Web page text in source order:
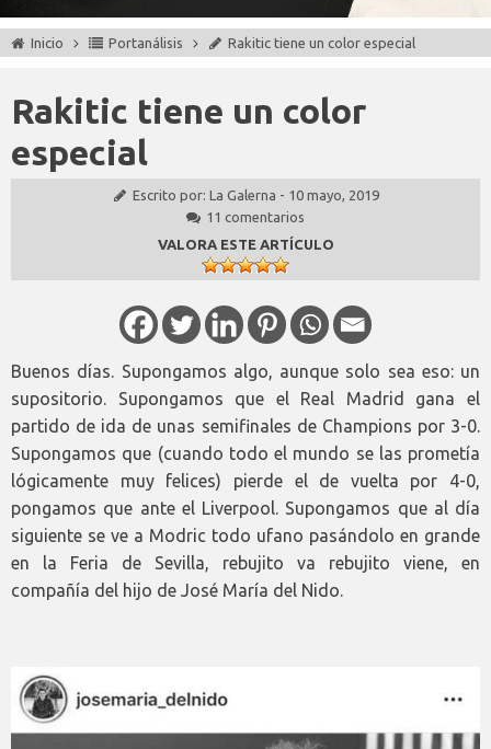
Inicio Portanálisis Rakitic tiene un color especial
Rakitic tiene un color
especial
Escrito por: La Galerna - 10 mayo, 2019
11 comentarios
VALORA ESTE ARTÍCULO
Buenos días. Supongamos algo, aunque solo sea eso: un
supositorio. Supongamos que el Real Madrid gana el
partido de ida de unas semifinales de Champions por 3-0.
Supongamos que (cuando todo el mundo se las prometía
lógicamente muy felices) pierde el de vuelta por 4-0,
pongamos que ante el Liverpool. Supongamos que al día
siguiente se ve a Modric todo ufano pasándolo en grande
en la Feria de Sevilla, rebujito va rebujito viene, en
compañía del hijo de José María del Nido.